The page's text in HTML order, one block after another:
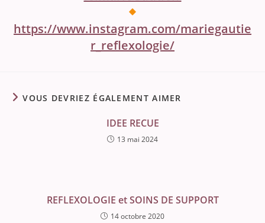
https://www.instagram.com/mariegautie
r_reflexologie/
VOUS DEVRIEZ ÉGALEMENT AIMER
IDEE RECUE
13 mai 2024
REFLEXOLOGIE et SOINS DE SUPPORT
14 octobre 2020